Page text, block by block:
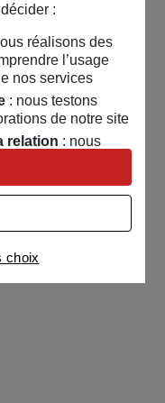
:
réalisons des
l’usage
nos services
: nous testons
de notre site
relation : nous
adapter nos
offres
utilisons avec
pour afficher des
la liste de nos
choix